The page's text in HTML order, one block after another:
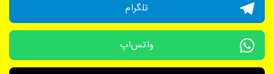
تلگرام
واتس‌اپ